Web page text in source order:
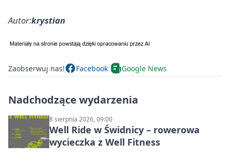
Autor:krystian
Zaobserwuj nas! Facebook Google News
Nadchodzące wydarzenia
8 sierpnia 2026, 09:00
Well Ride w Świdnicy – rowerowa
wycieczka z Well Fitness